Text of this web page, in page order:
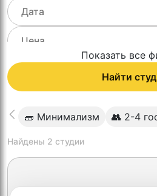
Показать все
Найти
🧱 Минимализм 👥 2-4
Найдены 2 студии